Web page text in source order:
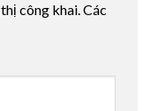
công khai.Các